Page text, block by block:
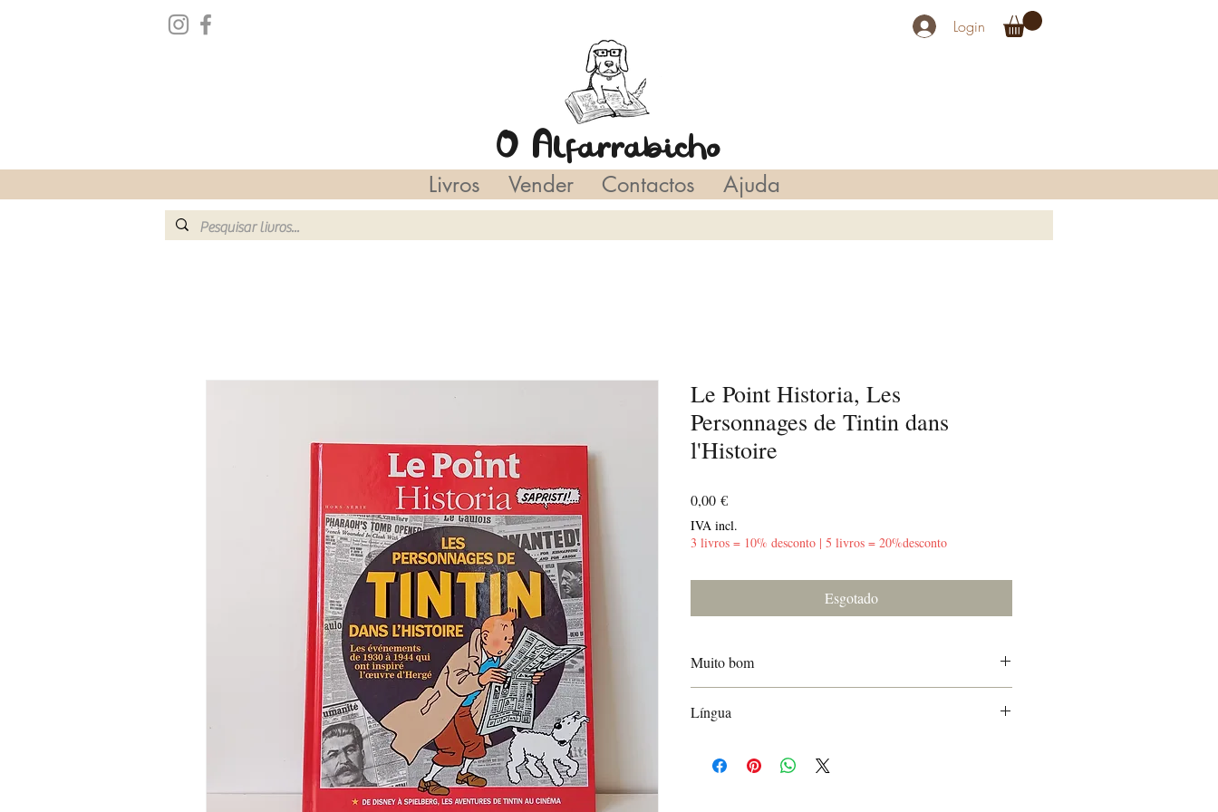
O Alfarrabicho
Login
Livros Vender Contactos Ajuda
Le Point Historia, Les
Personnages de Tintin dans
l'Histoire
0,00 €Preço
IVA incl.
3 livros = 10% desconto | 5 livros = 20%desconto
Esgotado
Muito bom
Língua